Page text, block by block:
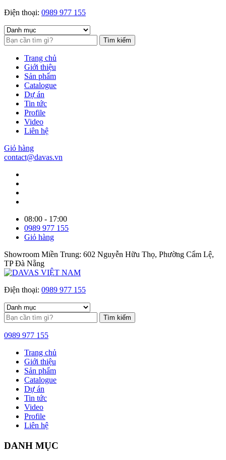
Điện thoại: 0989 977 155
Tìm kiếm
Trang chủ
Giới thiệu
Sản phẩm
Catalogue
Dự án
Tin tức
Profile
Video
Liên hệ
Giỏ hàng
contact@davas.vn
08:00 - 17:00
0989 977 155
Giỏ hàng
Showroom Miền Trung: 602 Nguyễn Hữu Thọ, Phường Cẩm Lệ,
TP Đà Nẵng
Điện thoại: 0989 977 155
Tìm kiếm
0989 977 155
Trang chủ
Giới thiệu
Sản phẩm
Catalogue
Dự án
Tin tức
Video
Profile
Liên hệ
DANH MỤC